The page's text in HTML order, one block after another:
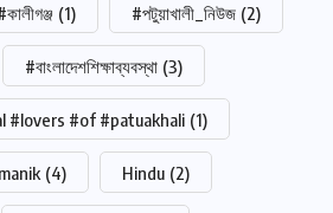
(1) #পটুয়াখালী_নিউজ (2)
#বাংলাদেশশিক্ষাব্যবস্থা (3)
#lovers #of #patuakhali (1)
(4) Hindu (2)